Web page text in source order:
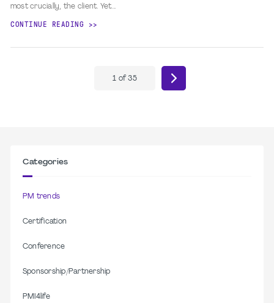
most crucially, the client. Yet...
CONTINUE READING
1 of 35
Categories
PM trends
Certification
Conference
Sponsorship/Partnership
PMI4life